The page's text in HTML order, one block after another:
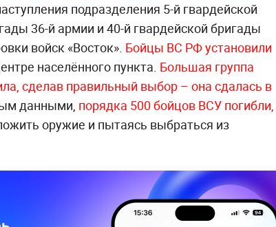
подразделения 5-й гвардейской
36-й армии и 40-й гвардейской бригады
войск «Восток». Бойцы ВС РФ установили
населённого пункта. Большая группа
сделав правильный выбор – она сдалась в
данными, порядка 500 бойцов ВСУ погибли,
оружие и пытаясь выбраться из